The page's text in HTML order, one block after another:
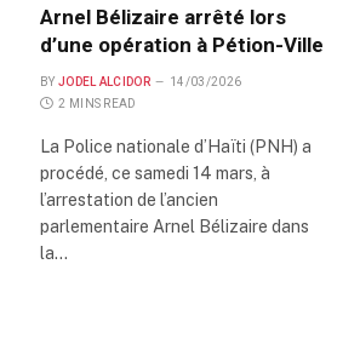
Arnel Bélizaire arrêté lors
d’une opération à Pétion-Ville
BY JODEL ALCIDOR
14/03/2026
2 MINS READ
La Police nationale d’Haïti (PNH) a
procédé, ce samedi 14 mars, à
l’arrestation de l’ancien
parlementaire Arnel Bélizaire dans
la…